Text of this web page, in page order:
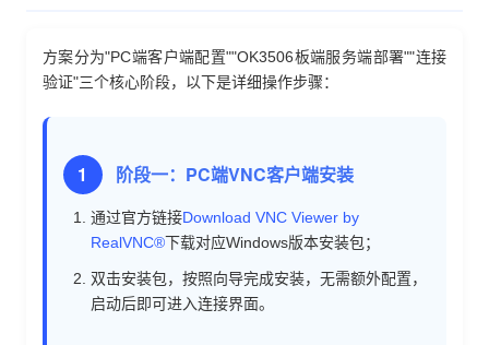
方案分为"PC端客户端配置""OK3506板端服务端部署""连接
验证"三个核心阶段，以下是详细操作步骤：
1 阶段一：PC端VNC客户端安装
通过官方链接Download VNC Viewer by
RealVNC®下载对应Windows版本安装包；
双击安装包，按照向导完成安装，无需额外配置，
启动后即可进入连接界面。